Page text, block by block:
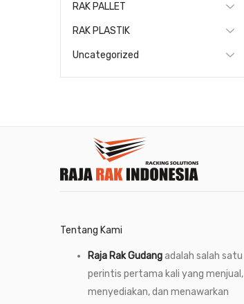
RAK PALLET
RAK PLASTIK
Uncategorized
Tentang Kami
Raja Rak Gudangadalah salah satu
perintis pertama kali yang menjual,
menyediakan, dan menawarkan